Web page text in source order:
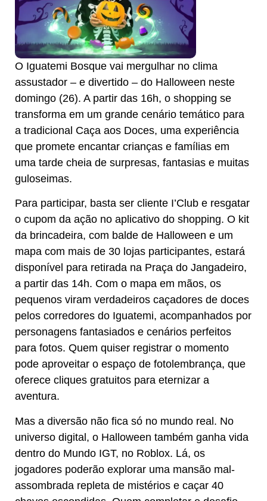
O Iguatemi Bosque vai mergulhar no clima
assustador – e divertido – do Halloween neste
domingo (26). A partir das 16h, o shopping se
transforma em um grande cenário temático para
a tradicional Caça aos Doces, uma experiência
que promete encantar crianças e famílias em
uma tarde cheia de surpresas, fantasias e muitas
guloseimas.
Para participar, basta ser cliente I’Club e resgatar
o cupom da ação no aplicativo do shopping. O kit
da brincadeira, com balde de Halloween e um
mapa com mais de 30 lojas participantes, estará
disponível para retirada na Praça do Jangadeiro,
a partir das 14h. Com o mapa em mãos, os
pequenos viram verdadeiros caçadores de doces
pelos corredores do Iguatemi, acompanhados por
personagens fantasiados e cenários perfeitos
para fotos. Quem quiser registrar o momento
pode aproveitar o espaço de fotolembrança, que
oferece cliques gratuitos para eternizar a
aventura.
Mas a diversão não fica só no mundo real. No
universo digital, o Halloween também ganha vida
dentro do Mundo IGT, no Roblox. Lá, os
jogadores poderão explorar uma mansão mal-
assombrada repleta de mistérios e caçar 40